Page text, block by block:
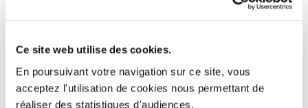
Ce site web utilise des cookies.
En poursuivant votre navigation sur ce site, vous
acceptez l'utilisation de cookies nous permettant de
réaliser des statistiques d'audiences.
Elevage
Transport – mise en marché
Abattoir